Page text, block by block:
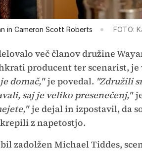
in Cameron Scott Roberts FOTO:
več članov družine
producent ter scenarist, je
domač,"je povedal. "Združili
saj je veliko presenečenj,"
je dejal in izpostavil, da
z napetostjo.
zadolžen Michael Tiddes,